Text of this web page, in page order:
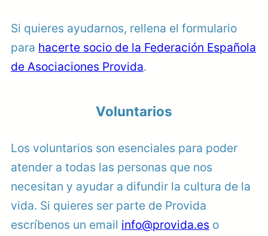
Si quieres ayudarnos, rellena el formulario
para hacerte socio de la Federación Española
de Asociaciones Provida.
Voluntarios
Los voluntarios son esenciales para poder
atender a todas las personas que nos
necesitan y ayudar a difundir la cultura de la
vida. Si quieres ser parte de Provida
escríbenos un email info@provida.es o